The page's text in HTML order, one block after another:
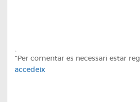
*Per comentar es necessari estar
accedeix